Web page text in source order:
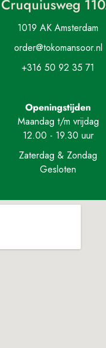
Cruquiusweg
1019 AK Amsterdam
order@tokomansoor.nl
+316 50 92 35 71
Openingstijden
Maandag t/m vrijdag
12.00 - 19.30 uur
Zaterdag & Zondag
Gesloten